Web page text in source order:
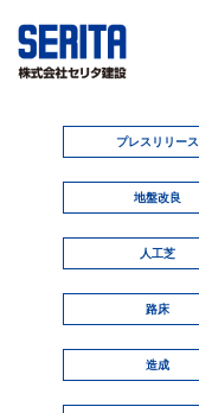
プレスリリース
地盤改良
人工芝
路床
造成